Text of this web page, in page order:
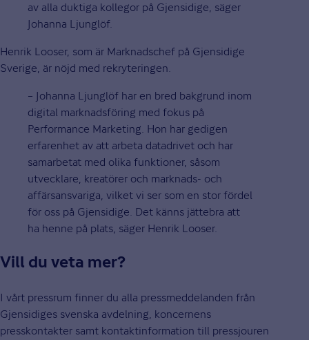
av alla duktiga kollegor på Gjensidige, säger
Johanna Ljunglöf.
Henrik Looser, som är Marknadschef på Gjensidige
Sverige, är nöjd med rekryteringen.
– Johanna Ljunglöf har en bred bakgrund inom
digital marknadsföring med fokus på
Performance Marketing. Hon har gedigen
erfarenhet av att arbeta datadrivet och har
samarbetat med olika funktioner, såsom
utvecklare, kreatörer och marknads- och
affärsansvariga, vilket vi ser som en stor fördel
för oss på Gjensidige. Det känns jättebra att
ha henne på plats, säger Henrik Looser.
Vill du veta mer?
I vårt pressrum finner du alla pressmeddelanden från
Gjensidiges svenska avdelning, koncernens
presskontakter samt kontaktinformation till pressjouren